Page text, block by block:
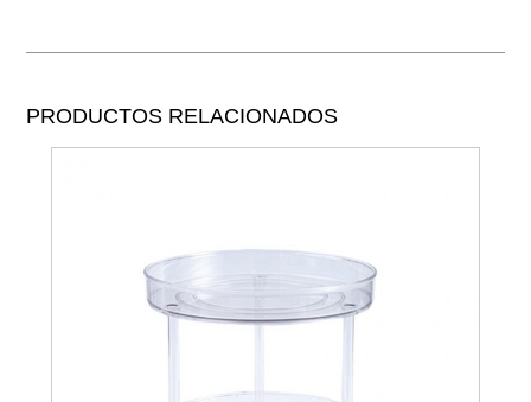
PRODUCTOS RELACIONADOS